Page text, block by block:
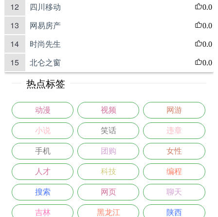
12 四川移动 0.0
13 网易房产 0.0
14 时尚先生 0.0
15 北仑之窗 0.0
热点标签
动漫 视频 网游
小说 笑话 违章
手机 团购 女性
人才 科技 编程
搜索 网页 聊天
吉林 黑龙江 陕西